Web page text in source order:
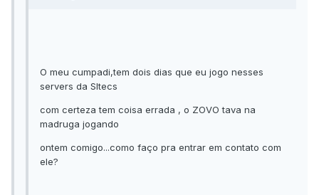
O meu cumpadi,tem dois dias que eu jogo nesses
servers da SItecs
com certeza tem coisa errada , o ZOVO tava na
madruga jogando
ontem comigo...como faço pra entrar em contato com
ele?